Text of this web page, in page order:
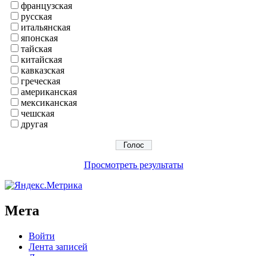
французская
русская
итальянская
японская
тайская
китайская
кавказская
греческая
американская
мексиканская
чешская
другая
Просмотреть результаты
Мета
Войти
Лента записей